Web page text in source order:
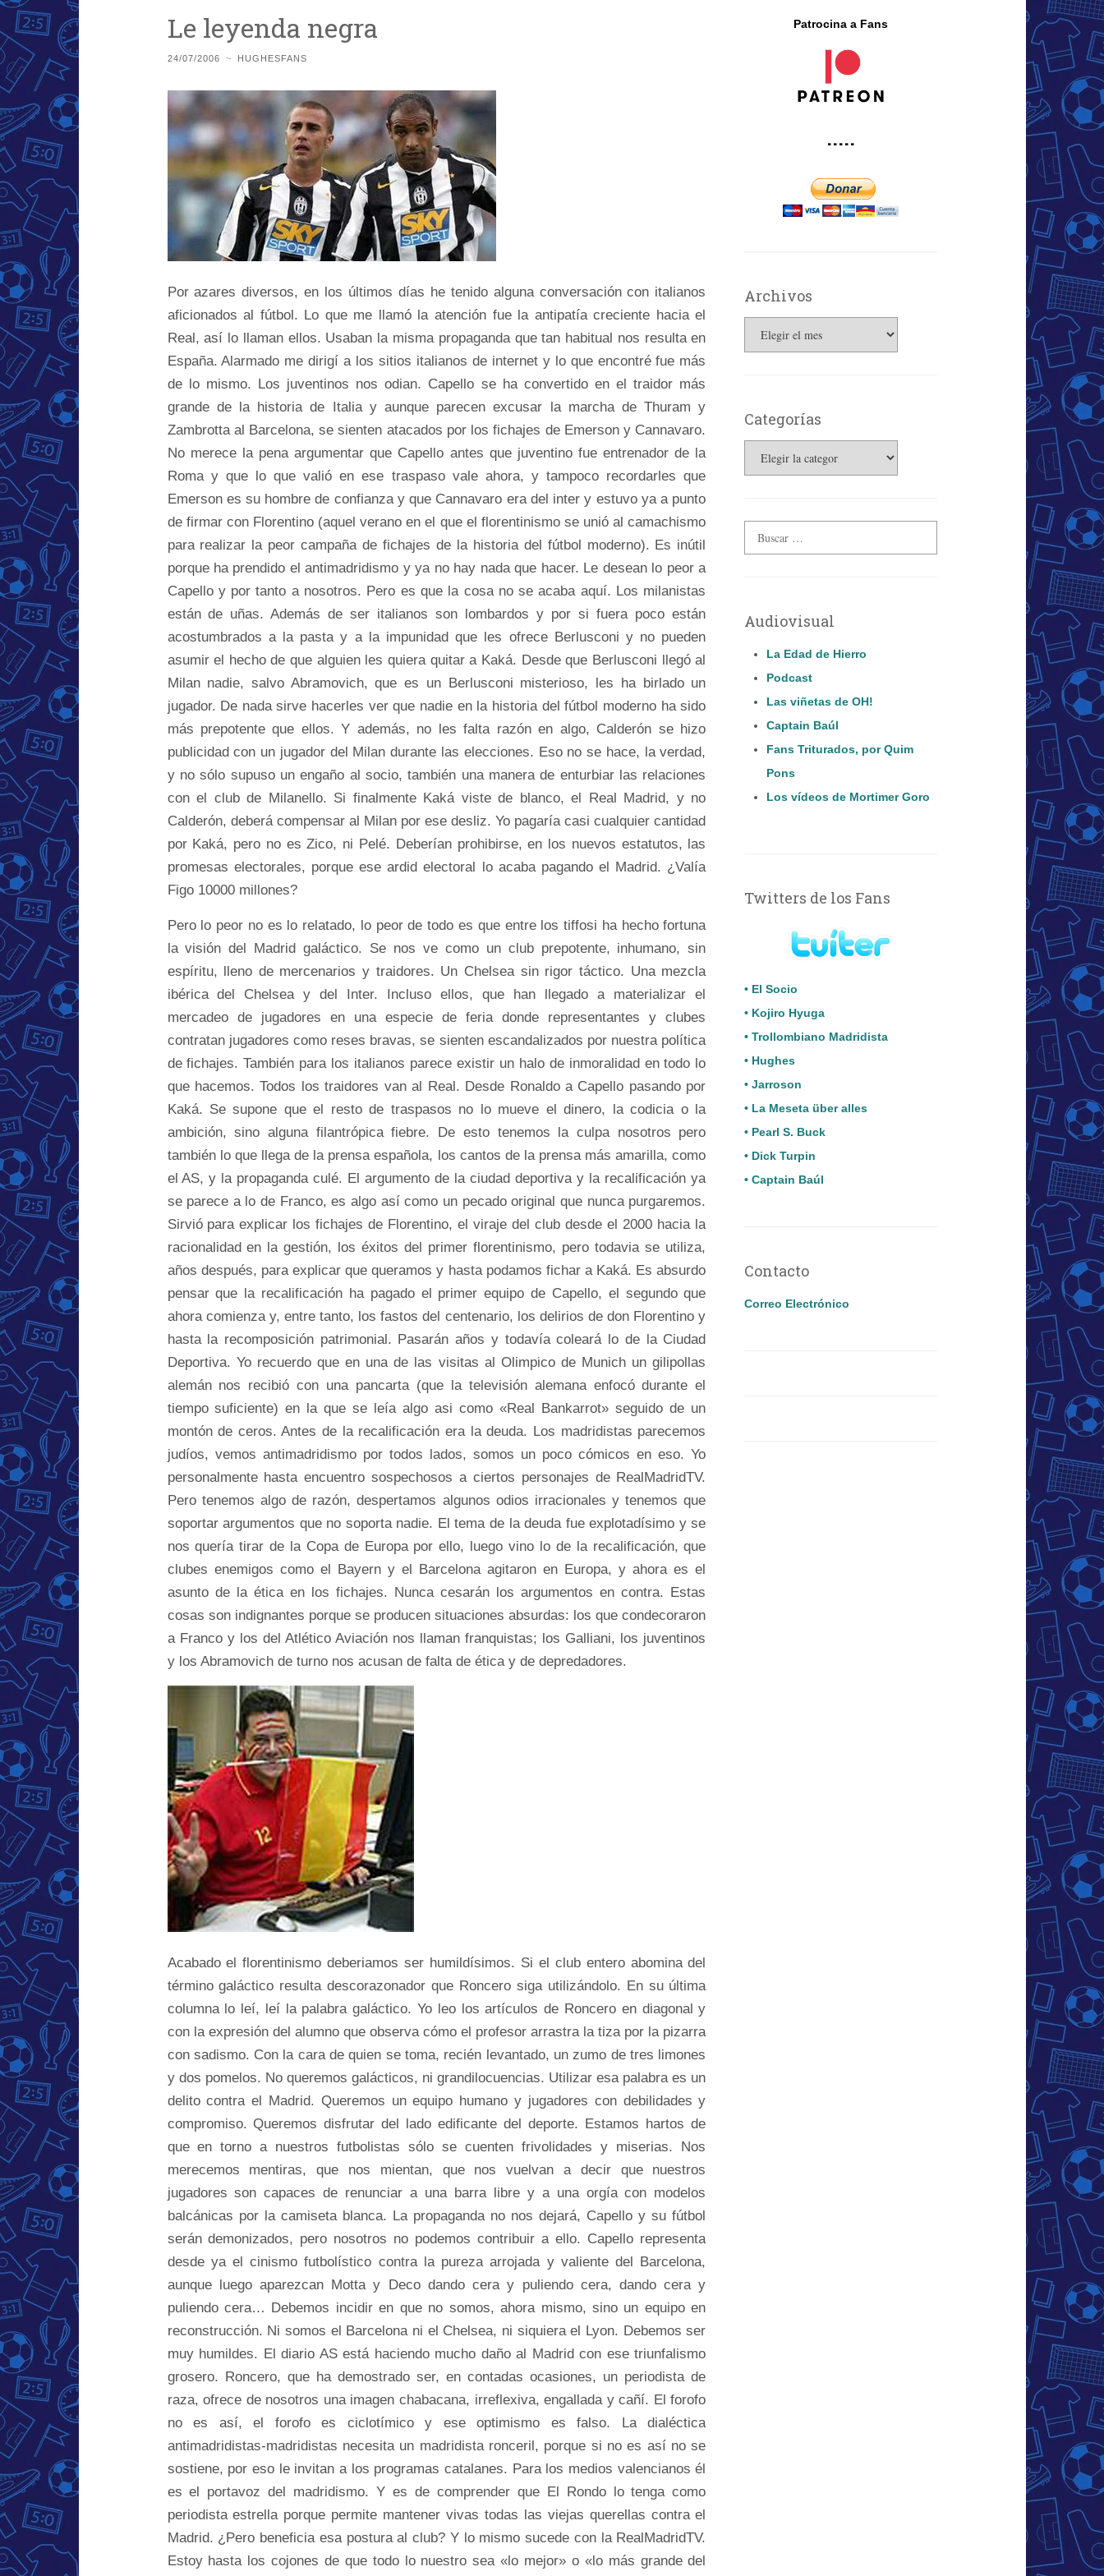
Le leyenda negra
24/07/2006 ~ HUGHESFANS
Por azares diversos, en los últimos días he tenido alguna conversación con italianos
aficionados al fútbol. Lo que me llamó la atención fue la antipatía creciente hacia el
Real, así lo llaman ellos. Usaban la misma propaganda que tan habitual nos resulta en
España. Alarmado me dirigí a los sitios italianos de internet y lo que encontré fue más
de lo mismo. Los juventinos nos odian. Capello se ha convertido en el traidor más
grande de la historia de Italia y aunque parecen excusar la marcha de Thuram y
Zambrotta al Barcelona, se sienten atacados por los fichajes de Emerson y Cannavaro.
No merece la pena argumentar que Capello antes que juventino fue entrenador de la
Roma y que lo que valió en ese traspaso vale ahora, y tampoco recordarles que
Emerson es su hombre de confianza y que Cannavaro era del inter y estuvo ya a punto
de firmar con Florentino (aquel verano en el que el florentinismo se unió al camachismo
para realizar la peor campaña de fichajes de la historia del fútbol moderno). Es inútil
porque ha prendido el antimadridismo y ya no hay nada que hacer. Le desean lo peor a
Capello y por tanto a nosotros. Pero es que la cosa no se acaba aquí. Los milanistas
están de uñas. Además de ser italianos son lombardos y por si fuera poco están
acostumbrados a la pasta y a la impunidad que les ofrece Berlusconi y no pueden
asumir el hecho de que alguien les quiera quitar a Kaká. Desde que Berlusconi llegó al
Milan nadie, salvo Abramovich, que es un Berlusconi misterioso, les ha birlado un
jugador. De nada sirve hacerles ver que nadie en la historia del fútbol moderno ha sido
más prepotente que ellos. Y además, no les falta razón en algo, Calderón se hizo
publicidad con un jugador del Milan durante las elecciones. Eso no se hace, la verdad,
y no sólo supuso un engaño al socio, también una manera de enturbiar las relaciones
con el club de Milanello. Si finalmente Kaká viste de blanco, el Real Madrid, y no
Calderón, deberá compensar al Milan por ese desliz. Yo pagaría casi cualquier cantidad
por Kaká, pero no es Zico, ni Pelé. Deberían prohibirse, en los nuevos estatutos, las
promesas electorales, porque ese ardid electoral lo acaba pagando el Madrid. ¿Valía
Figo 10000 millones?
Pero lo peor no es lo relatado, lo peor de todo es que entre los tiffosi ha hecho fortuna
la visión del Madrid galáctico. Se nos ve como un club prepotente, inhumano, sin
espíritu, lleno de mercenarios y traidores. Un Chelsea sin rigor táctico. Una mezcla
ibérica del Chelsea y del Inter. Incluso ellos, que han llegado a materializar el
mercadeo de jugadores en una especie de feria donde representantes y clubes
contratan jugadores como reses bravas, se sienten escandalizados por nuestra política
de fichajes. También para los italianos parece existir un halo de inmoralidad en todo lo
que hacemos. Todos los traidores van al Real. Desde Ronaldo a Capello pasando por
Kaká. Se supone que el resto de traspasos no lo mueve el dinero, la codicia o la
ambición, sino alguna filantrópica fiebre. De esto tenemos la culpa nosotros pero
también lo que llega de la prensa española, los cantos de la prensa más amarilla, como
el AS, y la propaganda culé. El argumento de la ciudad deportiva y la recalificación ya
se parece a lo de Franco, es algo así como un pecado original que nunca purgaremos.
Sirvió para explicar los fichajes de Florentino, el viraje del club desde el 2000 hacia la
racionalidad en la gestión, los éxitos del primer florentinismo, pero todavia se utiliza,
años después, para explicar que queramos y hasta podamos fichar a Kaká. Es absurdo
pensar que la recalificación ha pagado el primer equipo de Capello, el segundo que
ahora comienza y, entre tanto, los fastos del centenario, los delirios de don Florentino y
hasta la recomposición patrimonial. Pasarán años y todavía coleará lo de la Ciudad
Deportiva. Yo recuerdo que en una de las visitas al Olimpico de Munich un gilipollas
alemán nos recibió con una pancarta (que la televisión alemana enfocó durante el
tiempo suficiente) en la que se leía algo asi como «Real Bankarrot» seguido de un
montón de ceros. Antes de la recalificación era la deuda. Los madridistas parecemos
judíos, vemos antimadridismo por todos lados, somos un poco cómicos en eso. Yo
personalmente hasta encuentro sospechosos a ciertos personajes de RealMadridTV.
Pero tenemos algo de razón, despertamos algunos odios irracionales y tenemos que
soportar argumentos que no soporta nadie. El tema de la deuda fue explotadísimo y se
nos quería tirar de la Copa de Europa por ello, luego vino lo de la recalificación, que
clubes enemigos como el Bayern y el Barcelona agitaron en Europa, y ahora es el
asunto de la ética en los fichajes. Nunca cesarán los argumentos en contra. Estas
cosas son indignantes porque se producen situaciones absurdas: los que condecoraron
a Franco y los del Atlético Aviación nos llaman franquistas; los Galliani, los juventinos
y los Abramovich de turno nos acusan de falta de ética y de depredadores.
Acabado el florentinismo deberiamos ser humildísimos. Si el club entero abomina del
término galáctico resulta descorazonador que Roncero siga utilizándolo. En su última
columna lo leí, leí la palabra galáctico. Yo leo los artículos de Roncero en diagonal y
con la expresión del alumno que observa cómo el profesor arrastra la tiza por la pizarra
con sadismo. Con la cara de quien se toma, recién levantado, un zumo de tres limones
y dos pomelos. No queremos galácticos, ni grandilocuencias. Utilizar esa palabra es un
delito contra el Madrid. Queremos un equipo humano y jugadores con debilidades y
compromiso. Queremos disfrutar del lado edificante del deporte. Estamos hartos de
que en torno a nuestros futbolistas sólo se cuenten frivolidades y miserias. Nos
merecemos mentiras, que nos mientan, que nos vuelvan a decir que nuestros
jugadores son capaces de renunciar a una barra libre y a una orgía con modelos
balcánicas por la camiseta blanca. La propaganda no nos dejará, Capello y su fútbol
serán demonizados, pero nosotros no podemos contribuir a ello. Capello representa
desde ya el cinismo futbolístico contra la pureza arrojada y valiente del Barcelona,
aunque luego aparezcan Motta y Deco dando cera y puliendo cera, dando cera y
puliendo cera… Debemos incidir en que no somos, ahora mismo, sino un equipo en
reconstrucción. Ni somos el Barcelona ni el Chelsea, ni siquiera el Lyon. Debemos ser
muy humildes. El diario AS está haciendo mucho daño al Madrid con ese triunfalismo
grosero. Roncero, que ha demostrado ser, en contadas ocasiones, un periodista de
raza, ofrece de nosotros una imagen chabacana, irreflexiva, engallada y cañí. El forofo
no es así, el forofo es ciclotímico y ese optimismo es falso. La dialéctica
antimadridistas-madridistas necesita un madridista ronceril, porque si no es así no se
sostiene, por eso le invitan a los programas catalanes. Para los medios valencianos él
es el portavoz del madridismo. Y es de comprender que El Rondo lo tenga como
periodista estrella porque permite mantener vivas todas las viejas querellas contra el
Madrid. ¿Pero beneficia esa postura al club? Y lo mismo sucede con la RealMadridTV.
Estoy hasta los cojones de que todo lo nuestro sea «lo mejor» o «lo más grande del
Patrocina a Fans
·····
Archivos
Categorías
Audiovisual
La Edad de Hierro
Podcast
Las viñetas de OH!
Captain Baúl
Fans Triturados, por Quim
Pons
Los vídeos de Mortimer Goro
Twitters de los Fans
• El Socio
• Kojiro Hyuga
• Trollombiano Madridista
• Hughes
• Jarroson
• La Meseta über alles
• Pearl S. Buck
• Dick Turpin
• Captain Baúl
Contacto
Correo Electrónico